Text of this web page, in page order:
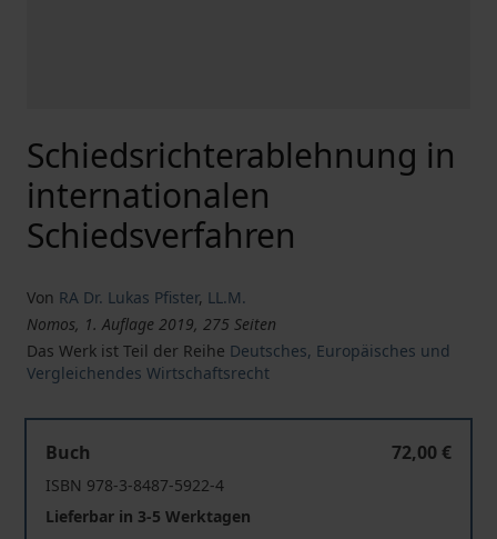
Schiedsrichterablehnung in
internationalen
Schiedsverfahren
Von RA Dr. Lukas Pfister, LL.M.
Nomos, 1. Auflage 2019, 275 Seiten
Das Werk ist Teil der Reihe Deutsches, Europäisches und
Vergleichendes Wirtschaftsrecht
Buch
72,00 €
ISBN 978-3-8487-5922-4
Lieferbar in 3-5 Werktagen